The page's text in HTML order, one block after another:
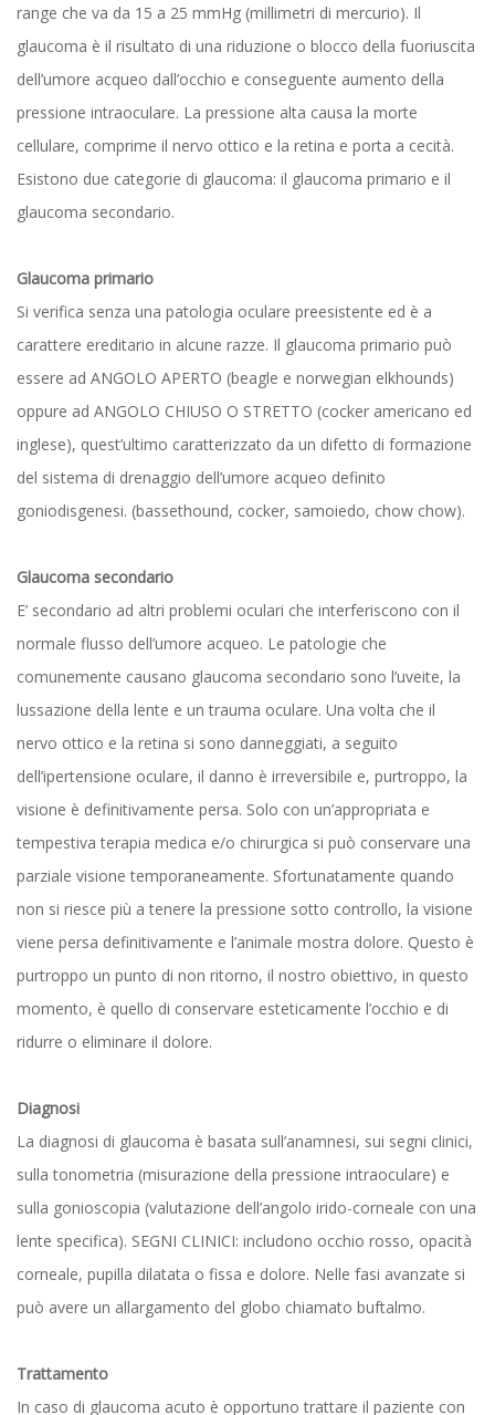
range che va da 15 a 25 mmHg (millimetri di mercurio). Il
glaucoma è il risultato di una riduzione o blocco della fuoriuscita
dell’umore acqueo dall’occhio e conseguente aumento della
pressione intraoculare. La pressione alta causa la morte
cellulare, comprime il nervo ottico e la retina e porta a cecità.
Esistono due categorie di glaucoma: il glaucoma primario e il
glaucoma secondario.
Glaucoma primario
Si verifica senza una patologia oculare preesistente ed è a
carattere ereditario in alcune razze. Il glaucoma primario può
essere ad ANGOLO APERTO (beagle e norwegian elkhounds)
oppure ad ANGOLO CHIUSO O STRETTO (cocker americano ed
inglese), quest’ultimo caratterizzato da un difetto di formazione
del sistema di drenaggio dell’umore acqueo definito
goniodisgenesi. (bassethound, cocker, samoiedo, chow chow).
Glaucoma secondario
E’ secondario ad altri problemi oculari che interferiscono con il
normale flusso dell’umore acqueo. Le patologie che
comunemente causano glaucoma secondario sono l’uveite, la
lussazione della lente e un trauma oculare. Una volta che il
nervo ottico e la retina si sono danneggiati, a seguito
dell’ipertensione oculare, il danno è irreversibile e, purtroppo, la
visione è definitivamente persa. Solo con un’appropriata e
tempestiva terapia medica e/o chirurgica si può conservare una
parziale visione temporaneamente. Sfortunatamente quando
non si riesce più a tenere la pressione sotto controllo, la visione
viene persa definitivamente e l’animale mostra dolore. Questo è
purtroppo un punto di non ritorno, il nostro obiettivo, in questo
momento, è quello di conservare esteticamente l’occhio e di
ridurre o eliminare il dolore.
Diagnosi
La diagnosi di glaucoma è basata sull’anamnesi, sui segni clinici,
sulla tonometria (misurazione della pressione intraoculare) e
sulla gonioscopia (valutazione dell’angolo irido-corneale con una
lente specifica). SEGNI CLINICI: includono occhio rosso, opacità
corneale, pupilla dilatata o fissa e dolore. Nelle fasi avanzate si
può avere un allargamento del globo chiamato buftalmo.
Trattamento
In caso di glaucoma acuto è opportuno trattare il paziente con